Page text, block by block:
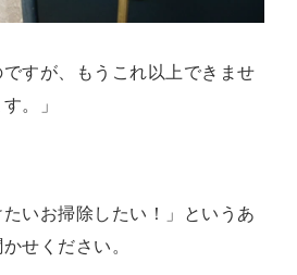
ですが、もうこれ以上できませ
。」
いお掃除したい！」 というあ
せください。